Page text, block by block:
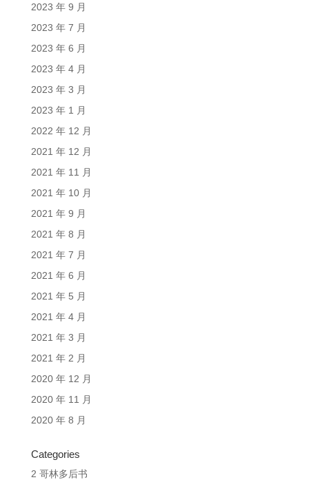
2023 年 9 月
2023 年 7 月
2023 年 6 月
2023 年 4 月
2023 年 3 月
2023 年 1 月
2022 年 12 月
2021 年 12 月
2021 年 11 月
2021 年 10 月
2021 年 9 月
2021 年 8 月
2021 年 7 月
2021 年 6 月
2021 年 5 月
2021 年 4 月
2021 年 3 月
2021 年 2 月
2020 年 12 月
2020 年 11 月
2020 年 8 月
Categories
2 哥林多后书